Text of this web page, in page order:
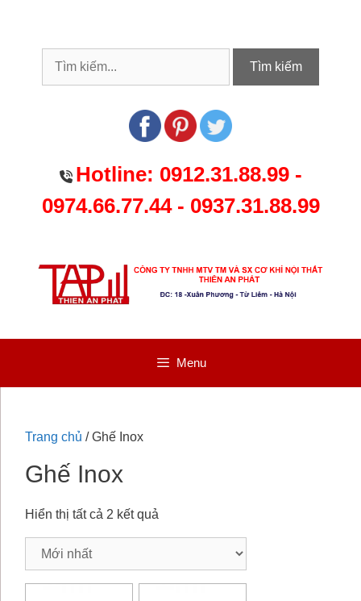
Tìm kiếm
Hotline: 0912.31.88.99-
0974.66.77.44- 0937.31.88.99
Menu
Trang chủ / Ghế Inox
Ghế Inox
Hiển thị tất cả 2 kết quả